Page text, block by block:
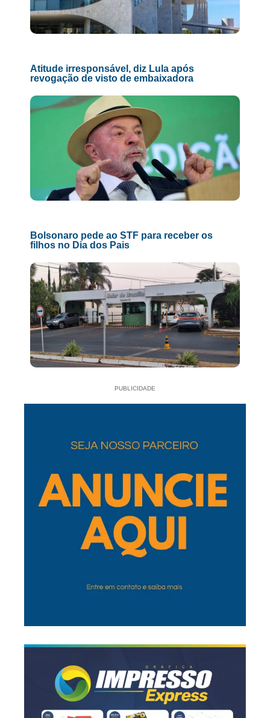
Atitude irresponsável, diz Lula após
revogação de visto de embaixadora
Bolsonaro pede ao STF para receber os
filhos no Dia dos Pais
PUBLICIDADE